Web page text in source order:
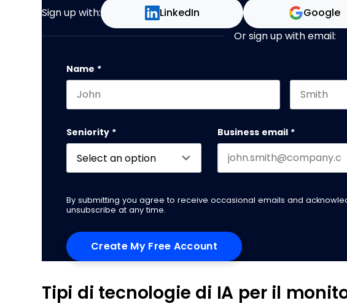
Sign up with: LinkedIn Google
Or sign up with email:
Company
Name *
Seniority * Business email *
By submitting you agree to receive occasional emails and
unsubscribe at any time.
Tipi di tecnologie di IA per il